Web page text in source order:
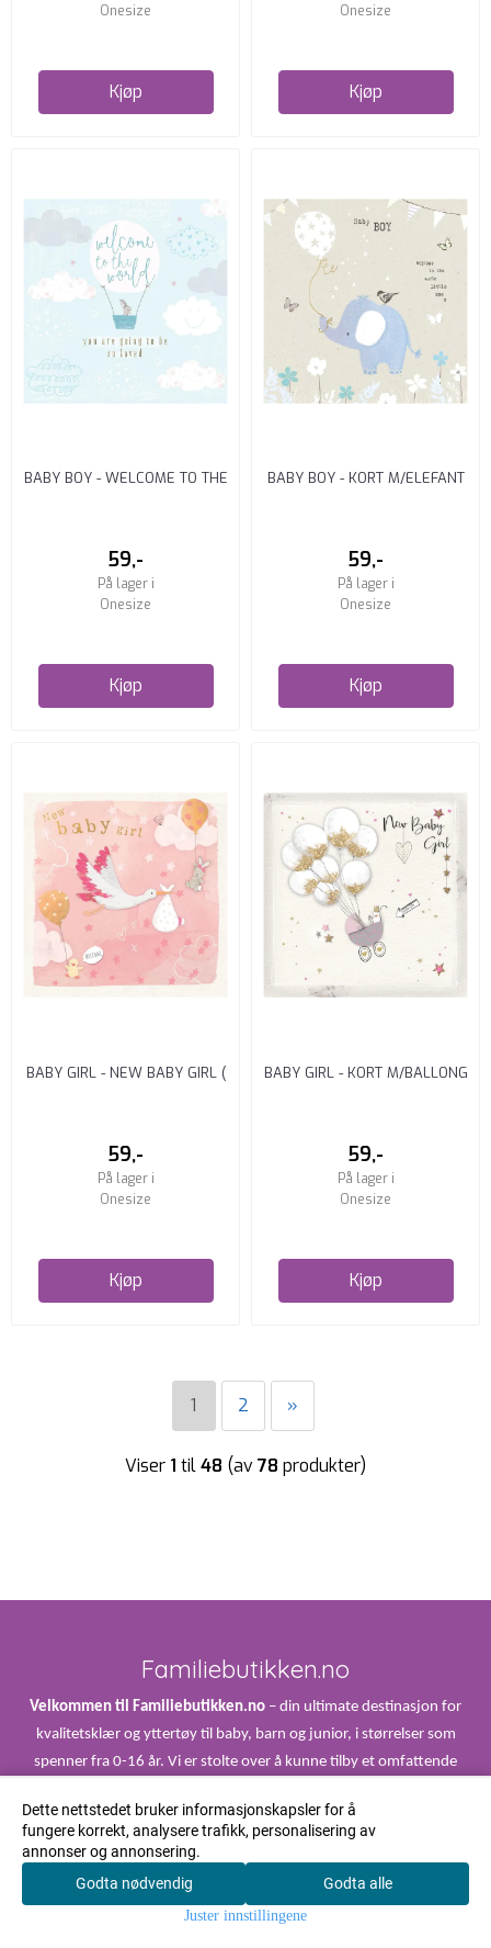
Søk
Onesize
Kjøp
Onesize
Kjøp
BABY BOY - WELCOME TO THE
59,-
På lager i
Onesize
Kjøp
BABY BOY - KORT M/ELEFANT
59,-
På lager i
Onesize
Kjøp
BABY GIRL - NEW BABY GIRL (
59,-
På lager i
Onesize
Kjøp
BABY GIRL - KORT M/BALLONG
59,-
På lager i
Onesize
Kjøp
1 2 »
Viser 1 til48 (av78 produkter)
Familiebutikken.no
Velkommen til Familiebutikken.no – din ultimate destinasjon for
kvalitetsklær og yttertøy til baby, barn og junior, i størrelser som
spenner fra 0-16 år. Vi er stolte over å kunne tilby et omfattende
Wheat, Adidas, Marmar, Konges Sløjd, Didriksons, Helly Hansen,
Kattnakken, Dock Boot og en rekke andre.
Vi forstår viktigheten av å tilby klær og stilige løsninger i ulike
prisklasser. Derfor er vi glade for å presentere et bredt spekter av
Dette nettstedet bruker informasjonskapsler for å
fungere korrekt, analysere trafikk, personalisering av
annonser og annonsering.
Godta nødvendig
Godta alle
Juster innstillingene